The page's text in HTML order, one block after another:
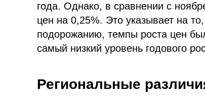
года. Однако, в сравнении с
цен на 0,25%. Это указывает на
подорожанию, темпы роста цен
самый низкий уровень годового
Региональные